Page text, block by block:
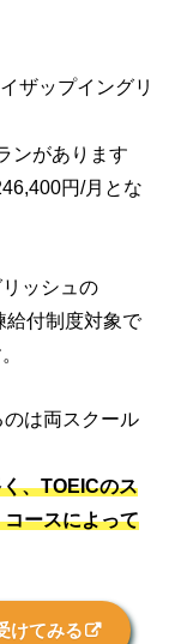
ザップイングリ
ンがあります
円/月とな
ッシュの
給付制度対象で
は両スクール
、TOEICのス
ースによって
けてみる